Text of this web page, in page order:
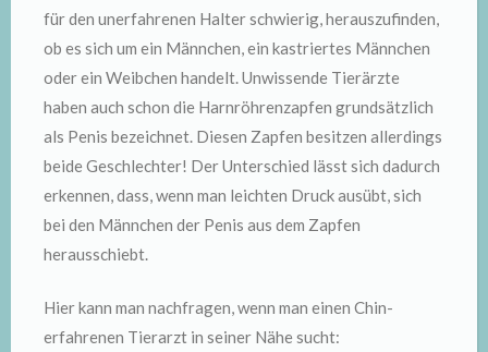
für den unerfahrenen Halter schwierig, herauszufinden,
ob es sich um ein Männchen, ein kastriertes Männchen
oder ein Weibchen handelt. Unwissende Tierärzte
haben auch schon die Harnröhrenzapfen grundsätzlich
als Penis bezeichnet. Diesen Zapfen besitzen allerdings
beide Geschlechter! Der Unterschied lässt sich dadurch
erkennen, dass, wenn man leichten Druck ausübt, sich
bei den Männchen der Penis aus dem Zapfen
herausschiebt.
Hier kann man nachfragen, wenn man einen Chin-
erfahrenen Tierarzt in seiner Nähe sucht: